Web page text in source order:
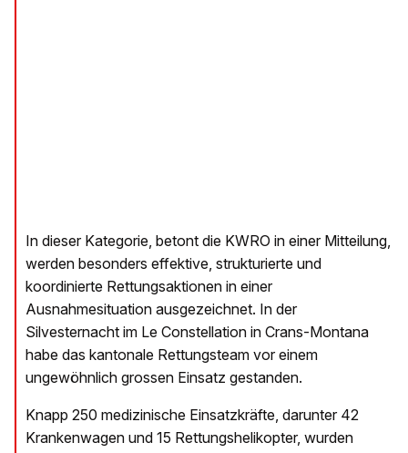
In dieser Kategorie, betont die KWRO in einer Mitteilung,
werden besonders effektive, strukturierte und
koordinierte Rettungsaktionen in einer
Ausnahmesituation ausgezeichnet. In der
Silvesternacht im Le Constellation in Crans-Montana
habe das kantonale Rettungsteam vor einem
ungewöhnlich grossen Einsatz gestanden.
Knapp 250 medizinische Einsatzkräfte, darunter 42
Krankenwagen und 15 Rettungshelikopter, wurden